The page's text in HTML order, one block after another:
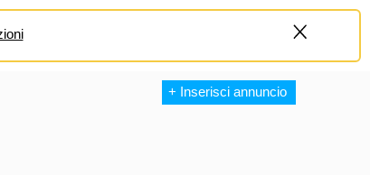
+
+ Inserisci annuncio